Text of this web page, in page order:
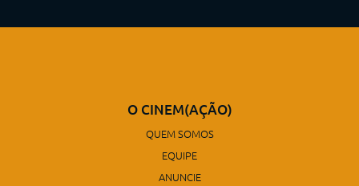
O CINEM(AÇÃO)
QUEM SOMOS
EQUIPE
ANUNCIE